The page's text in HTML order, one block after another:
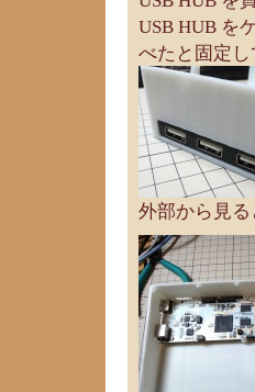
USB HUB を
べたと固定し
外部から見る